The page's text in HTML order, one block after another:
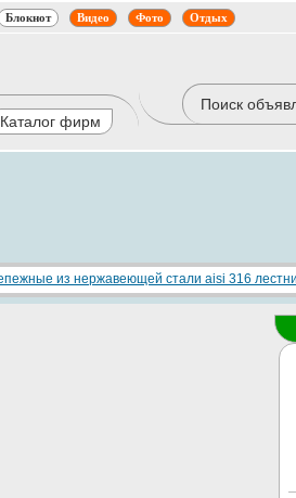
Блокнот Видео Фото Отдых
Каталог фирм